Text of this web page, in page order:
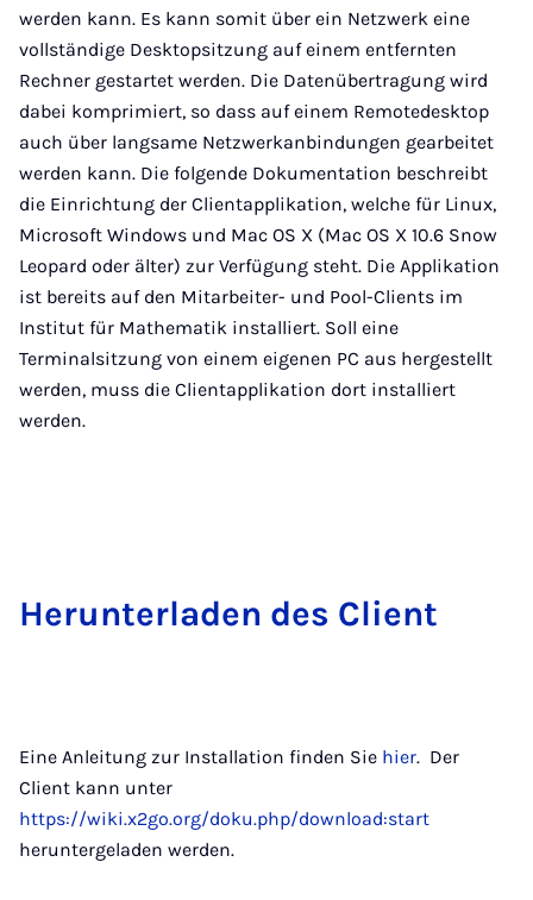
werden kann. Es kann somit über ein Netzwerk eine
vollständige Desktopsitzung auf einem entfernten
Rechner gestartet werden. Die Datenübertragung wird
dabei komprimiert, so dass auf einem Remotedesktop
auch über langsame Netzwerkanbindungen gearbeitet
werden kann. Die folgende Dokumentation beschreibt
die Einrichtung der Clientapplikation, welche für Linux,
Microsoft Windows und Mac OS X (Mac OS X 10.6 Snow
Leopard oder älter) zur Verfügung steht. Die Applikation
ist bereits auf den Mitarbeiter- und Pool-Clients im
Institut für Mathematik installiert. Soll eine
Terminalsitzung von einem eigenen PC aus hergestellt
werden, muss die Clientapplikation dort installiert
werden.
Her­un­ter­la­den des Cli­ent
Eine Anleitung zur Installation finden Sie hier. Der
Client kann unter
https://wiki.x2go.org/doku.php/download:start
heruntergeladen werden.